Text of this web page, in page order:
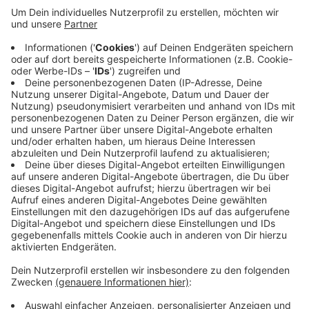
Anzeige
In Lüdinghausen haben Unbekannte einen älteren Mann
mit der "Falsche Polizisten"-Masche jetzt um viel Geld
gebracht. Sie gaben vor Geld und Wertgegenstände
vor Einbrechern in Sicherheit bringen zu wollen. Auf
den ersten Anruf ließ sich das spätere Opfer nicht ein.
Die Betrüger riefen aber immer und immer wieder an.
Der Telefon-Terror verunsicherte den Mann schließlich
so sehr, dass er Geld abhob und es übergab.
Anzeige